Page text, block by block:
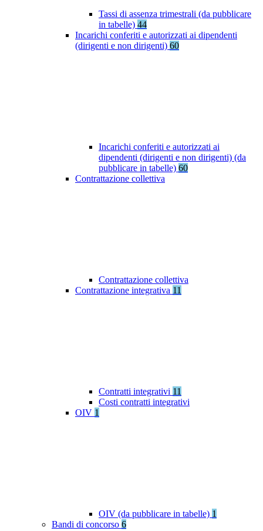
Tassi di assenza trimestrali (da pubblicare
in tabelle) 44
Incarichi conferiti e autorizzati ai dipendenti
(dirigenti e non dirigenti) 60
Incarichi conferiti e autorizzati ai
dipendenti (dirigenti e non dirigenti) (da
pubblicare in tabelle) 60
Contrattazione collettiva
Contrattazione collettiva
Contrattazione integrativa 11
Contratti integrativi 11
Costi contratti integrativi
OIV 1
OIV (da pubblicare in tabelle) 1
Bandi di concorso 6